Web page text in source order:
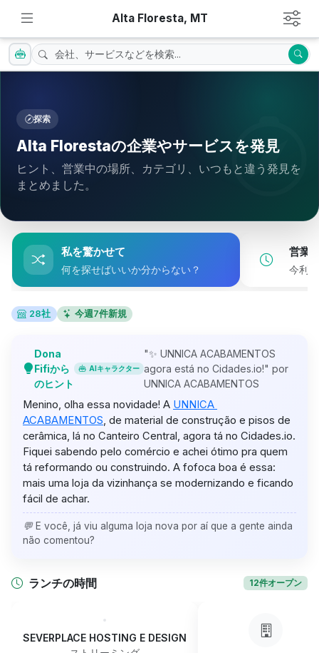
Alta Floresta, MT
探索
Alta Florestaの企業やサービスを発見
ヒント、営業中の場所、カテゴリ、いつもと違う発見を
まとめました。
私を驚かせて
何を探せばいいか分からない？
営業
今利
28社 今週7件新規
Dona
Fifiから
のヒント
AIキャラクター
"✨ UNNICA ACABAMENTOS
agora está no Cidades.io!" por
UNNICA ACABAMENTOS
Menino, olha essa novidade! A UNNICA
ACABAMENTOS, de material de construção e pisos de
cerâmica, lá no Canteiro Central, agora tá no Cidades.io.
Fiquei sabendo pelo comércio e achei ótimo pra quem
tá reformando ou construindo. A fofoca boa é essa:
mais uma loja da vizinhança se modernizando e ficando
fácil de achar.
💬 E você, já viu alguma loja nova por aí que a gente ainda
não comentou?
ランチの時間 12件オープン
SEVERPLACE HOSTING E DESIGN